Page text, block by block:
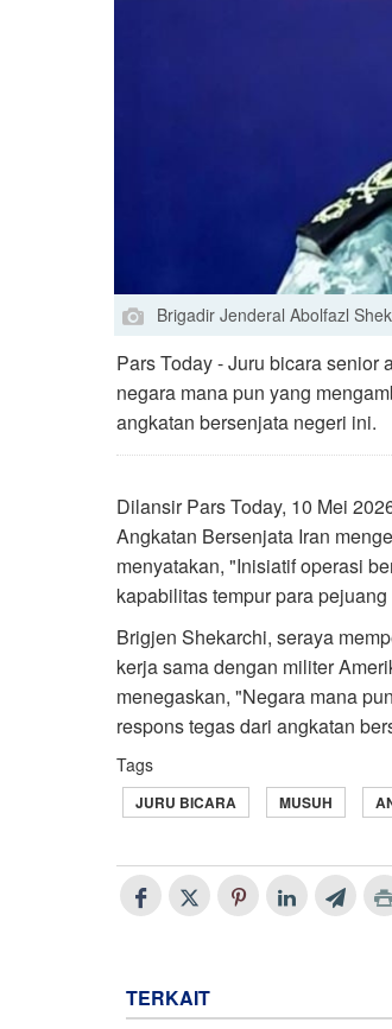
Brigadir Jenderal Abolfazl
Pars Today - Juru bicara senior
negara mana pun yang
angkatan bersenjata negeri ini.
Dilansir Pars Today, 10 Mei
Angkatan Bersenjata Iran
menyatakan, "Inisiatif operasi
kapabilitas tempur para
Brigjen Shekarchi, seraya
kerja sama dengan militer
menegaskan, "Negara mana
respons tegas dari angkatan
Tags
JURU BICARA MUSUH
TERKAIT